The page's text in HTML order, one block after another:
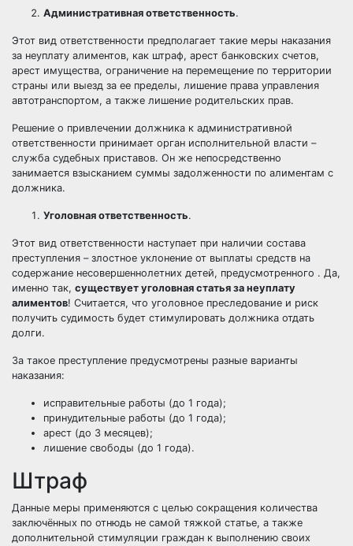
Административная ответственность.
Этот вид ответственности предполагает такие меры наказания
за неуплату алиментов, как штраф, арест банковских счетов,
арест имущества, ограничение на перемещение по территории
страны или выезд за ее пределы, лишение права управления
автотранспортом, а также лишение родительских прав.
Решение о привлечении должника к административной
ответственности принимает орган исполнительной власти –
служба судебных приставов. Он же непосредственно
занимается взысканием суммы задолженности по алиментам с
должника.
Уголовная ответственность.
Этот вид ответственности наступает при наличии состава
преступления – злостное уклонение от выплаты средств на
содержание несовершеннолетних детей, предусмотренного . Да,
именно так, существует уголовная статья за неуплату
алиментов! Считается, что уголовное преследование и риск
получить судимость будет стимулировать должника отдать
долги.
За такое преступление предусмотрены разные варианты
наказания:
исправительные работы (до 1 года);
принудительные работы (до 1 года);
арест (до 3 месяцев);
лишение свободы (до 1 года).
Штраф
Данные меры применяются с целью сокращения количества
заключённых по отнюдь не самой тяжкой статье, а также
дополнительной стимуляции граждан к выполнению своих